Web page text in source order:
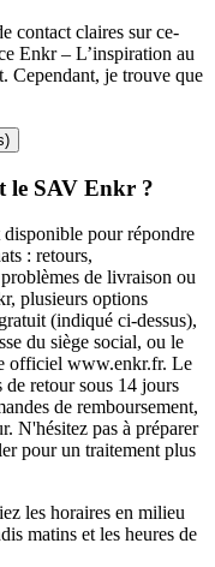
contact claires sur ce-
Enkr – L’inspiration au
Cependant, je trouve que
le SAV Enkr ?
pour répondre
: retours,
de livraison ou
plusieurs options
(indiqué ci-dessus),
du siège social, ou le
officiel www.enkr.fr. Le
retour sous 14 jours
de remboursement,
N'hésitez pas à préparer
pour un traitement plus
les horaires en milieu
matins et les heures de